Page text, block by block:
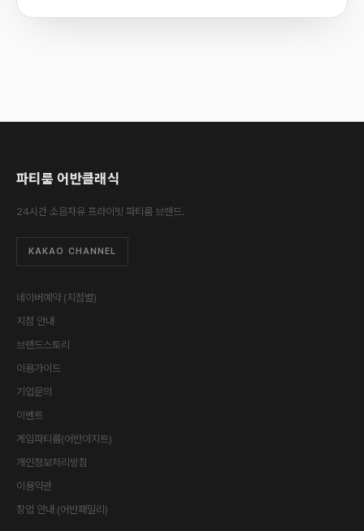
파티룸 어반클래식
24시간 소음자유 프라이빗 파티룸 브랜드.
KAKAO CHANNEL
네이버예약 (지점별)
지점 안내
브랜드스토리
이용가이드
기업문의
이벤트
게임파티룸(어반아지트)
개인정보처리방침
이용약관
창업 안내 (어반패밀리)